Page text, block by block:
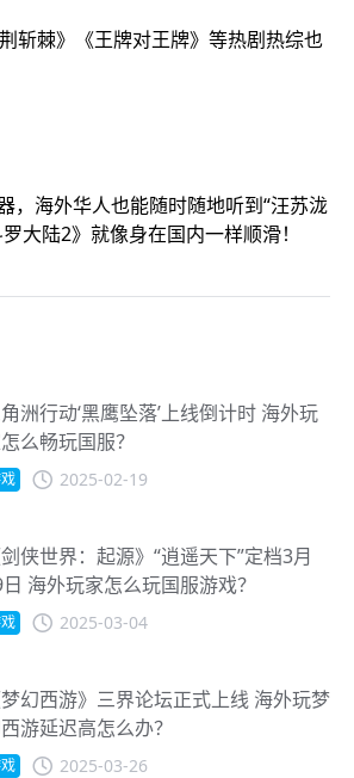
斩棘》《王牌对王牌》等热剧热综也
，海外华人也能随时随地听到“汪苏泷
大陆2》就像身在国内一样顺滑！
洲行动‘黑鹰坠落’上线倒计时 海外玩
么畅玩国服？
2025-02-19
剑侠世界：起源》“逍遥天下”定档3月
海外玩家怎么玩国服游戏？
2025-03-04
梦幻西游》三界论坛正式上线 海外玩梦
游延迟高怎么办？
2025-03-26